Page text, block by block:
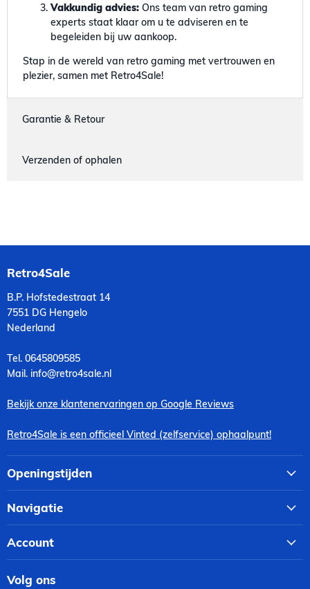
Vakkundig advies:Ons team van retro gaming
experts staat klaar om u te adviseren en te
begeleiden bij uw aankoop.
Stap in de wereld van retro gaming met vertrouwen en
plezier, samen met Retro4Sale!
Garantie & Retour
Verzenden of ophalen
Retro4Sale
B.P. Hofstedestraat 14
7551 DG Hengelo
Nederland
Tel. 0645809585
Mail. info@retro4sale.nl
Bekijk onze klantenervaringen op Google Reviews
Retro4Sale is een officieel Vinted (zelfservice) ophaalpunt!
Openingstijden
Navigatie
Account
Volg ons